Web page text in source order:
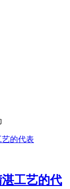
工艺的代